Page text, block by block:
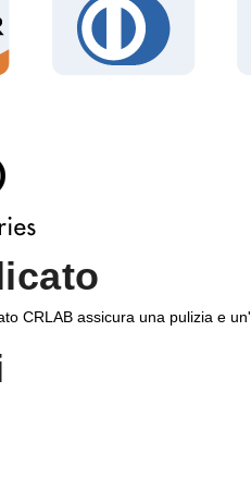
CRLAB assicura una pulizia e